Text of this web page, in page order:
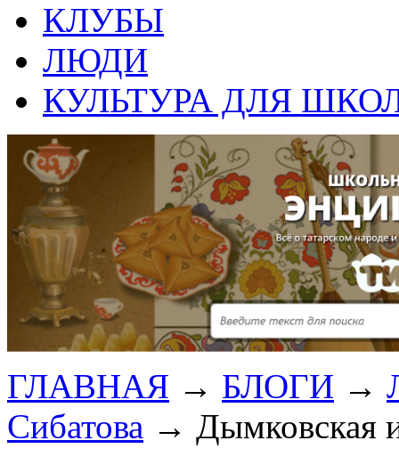
КЛУБЫ
ЛЮДИ
КУЛЬТУРА ДЛЯ
ГЛАВНАЯ → БЛОГИ →
Сибатова → Дымковская